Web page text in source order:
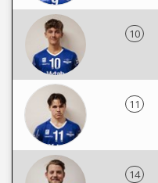
10
11
14